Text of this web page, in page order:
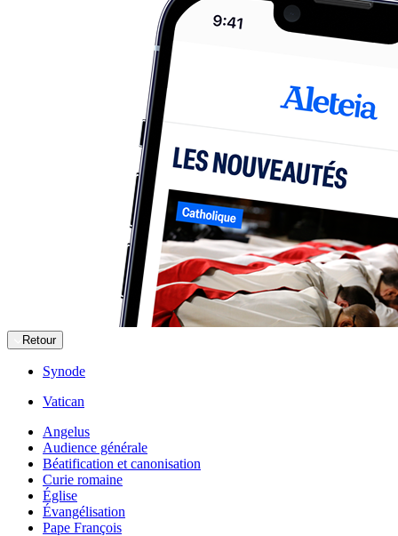
Retour
Synode
Vatican
Angelus
Audience générale
Béatification et canonisation
Curie romaine
Église
Évangélisation
Pape François